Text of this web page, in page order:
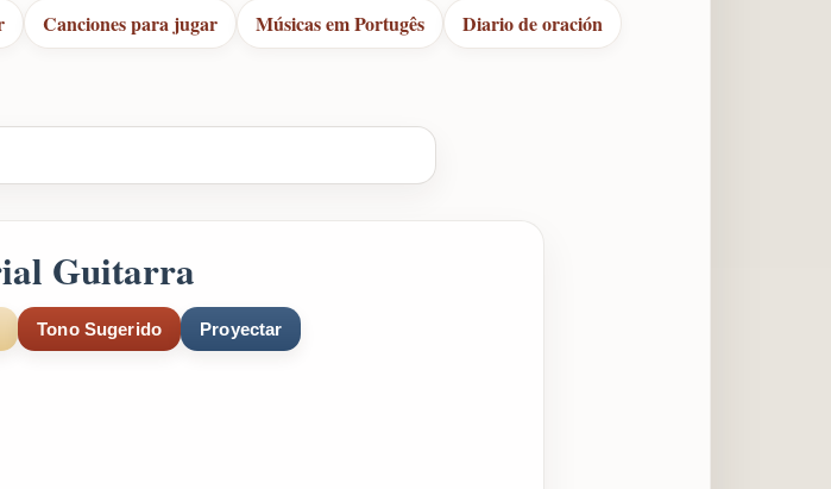
Canciones para jugar Músicas em Portugês
Diario de oración
Guitarra
Tono Sugerido Proyectar